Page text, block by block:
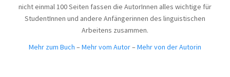
nicht einmal 100 Seiten fassen die AutorInnen alles wichtige für
StudentInnen und andere Anfängerinnen des linguistischen
Arbeitens zusammen.
Mehr zum Buch – Mehr vom Autor– Mehr von der Autorin